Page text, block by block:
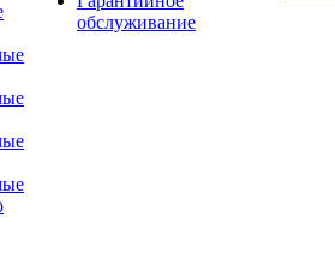
обслуживание